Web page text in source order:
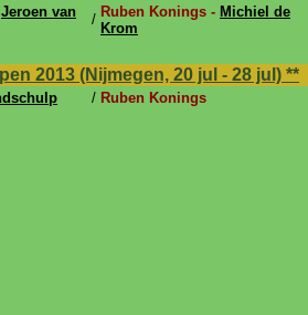
Jeroen van
/ Ruben Konings - Michiel de
Krom
2013 (Nijmegen, 20 jul - 28 jul) **
/ Ruben Konings